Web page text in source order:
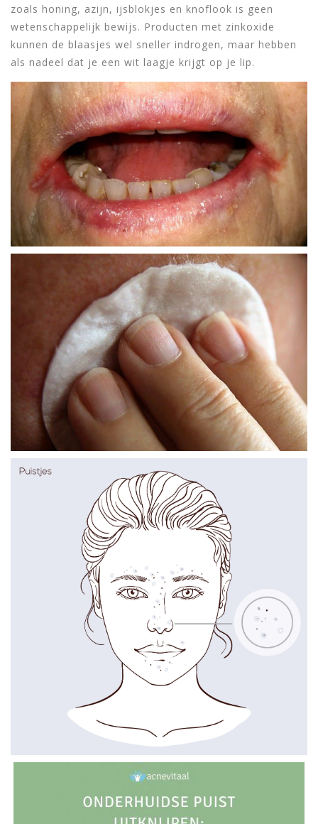
zoals honing, azijn, ijsblokjes en knoflook is geen
wetenschappelijk bewijs. Producten met zinkoxide
kunnen de blaasjes wel sneller indrogen, maar hebben
als nadeel dat je een wit laagje krijgt op je lip.